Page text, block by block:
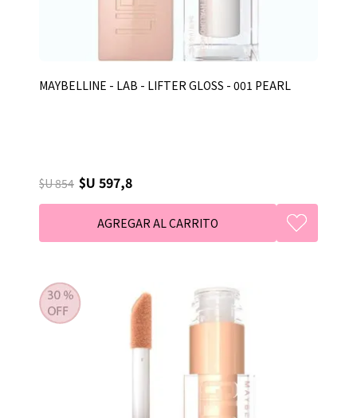
MAYBELLINE - LAB - LIFTER GLOSS - 001 PEARL
$U 854 $U 597,8